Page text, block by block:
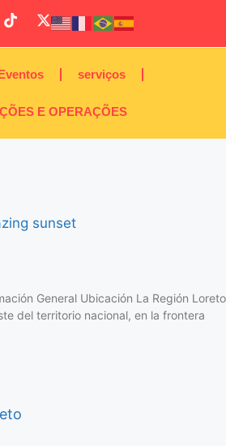
serviços
E OPERAÇÕES
General Ubicación La Región Loreto
del territorio nacional, en la frontera